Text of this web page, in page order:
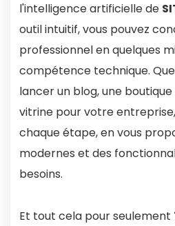
l'intelligence artificielle de
outil intuitif, vous pouvez
professionnel en quelques
compétence technique.
lancer un blog, une
vitrine pour votre
chaque étape, en vous
modernes et des
besoins.
Et tout cela pour seulement